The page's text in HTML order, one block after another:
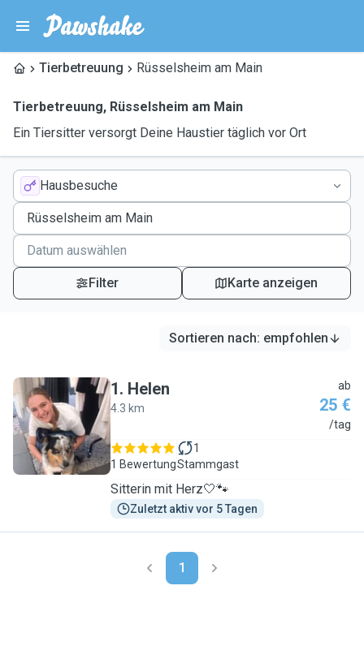
Tierbetreuung Rüsselsheim am Main
Tierbetreuung, Rüsselsheim am Main
Ein Tiersitter versorgt Deine Haustier täglich vor Ort
Hausbesuche
Filter Karte anzeigen
Sortieren nach: empfohlen
H
1. Helen
4.3 km
ab
25 €
/tag
1 Bewertung
1
Stammgast
Sitterin mit Herz🤍🐾
Zuletzt aktiv vor 5 Tagen
1